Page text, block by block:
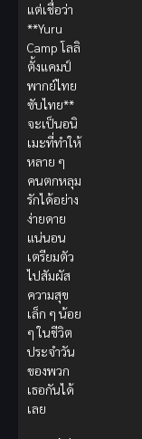
แต่เชื่อว่า
**Yuru
Camp โลลิ
ตั้งแคมป์
พากย์ไทย
ซับไทย**
จะเป็นอนิ
เมะที่ทำให้
หลาย ๆ
คนตกหลุม
รักได้อย่าง
ง่ายดาย
แน่นอน
เตรียมตัว
ไปสัมผัส
ความสุข
เล็ก ๆ น้อย
ๆ ในชีวิต
ประจำวัน
ของพวก
เธอกันได้
เลย